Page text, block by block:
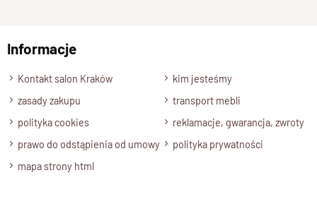
Głębokość
45 cm
Półki, Wnęka
szufladą, zabezpieczenia przed wysunięciem, drzwi lite
Wyślij opinię
Informacje
Kontakt salon Kraków
kim jesteśmy
zasady zakupu
transport mebli
polityka cookies
reklamacje, gwarancja, zwroty
prawo do odstąpienia od umowy
polityka prywatności
mapa strony html